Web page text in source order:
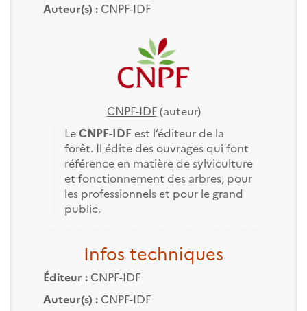
Auteur(s) : CNPF-IDF
CNPF-IDF(auteur)
LeCNPF-IDFest l’éditeur de la
forêt. Il édite des ouvrages qui font
référence en matière de sylviculture
et fonctionnement des arbres, pour
les professionnels et pour le grand
public.
Infos techniques
Éditeur : CNPF-IDF
Auteur(s) : CNPF-IDF